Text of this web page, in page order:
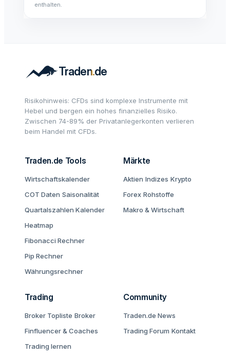
enthalten.
Risikohinweis: CFDs sind komplexe Instrumente mit
Hebel und bergen ein hohes finanzielles Risiko.
Zwischen 74-89% der Privatanlegerkonten verlieren
beim Handel mit CFDs.
Traden.de Tools
Wirtschaftskalender
COT Daten Saisonalität
Quartalszahlen Kalender
Heatmap
Fibonacci Rechner
Pip Rechner
Währungsrechner
Märkte
Aktien Indizes Krypto
Forex Rohstoffe
Makro & Wirtschaft
Trading
Broker Topliste Broker
Finfluencer & Coaches
Trading lernen
Community
Traden.de News
Trading Forum Kontakt